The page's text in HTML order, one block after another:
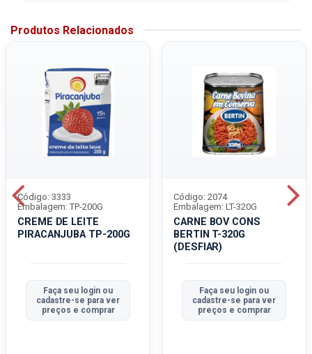
Produtos Relacionados
CREME DE LEITE
PIRACANJUBA TP-200G
Código: 3333
Embalagem: TP-200G
Faça seu login ou
cadastre-se para ver
preços e comprar
CARNE BOV CONS
BERTIN T-320G
(DESFIAR)
Código: 2074
Embalagem: LT-320G
Faça seu login ou
cadastre-se para ver
preços e comprar